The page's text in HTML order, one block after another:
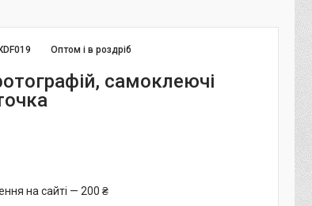
Оптом і в роздріб
КDF019
самоклеючі
на сайті — 200 ₴